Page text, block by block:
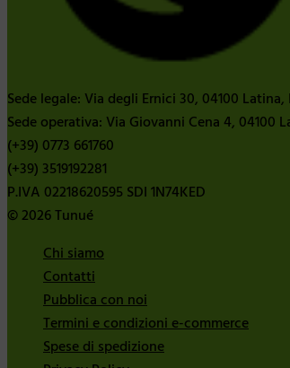
Sede legale: Via degli Ernici 30, 04100
Sede operativa: Via Giovanni Cena 4, 04100
(+39) 0773 661760
(+39) 3519192281
P.IVA 02218620595 SDI 1N74KED
© 2026 Tunué
Chi siamo
Contatti
Pubblica con noi
Termini e condizioni e-commerce
Spese di spedizione